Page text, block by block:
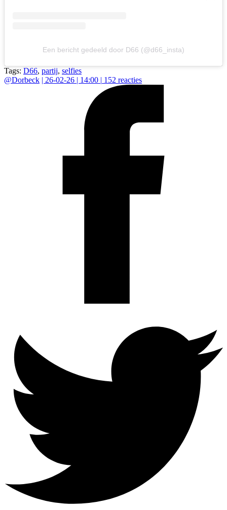
Een bericht gedeeld door D66 (@d66_insta)
Tags: D66, partij, selfies
@Dorbeck | 26-02-26 | 14:00 | 152 reacties